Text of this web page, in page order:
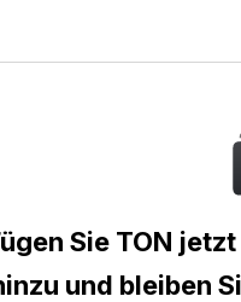
Sie TON
und bleiben